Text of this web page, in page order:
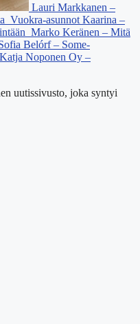
Lauri Markkanen –
Vuokra-asunnot Kaarina –
Marko Keränen – Mitä
Belórf – Some-
Katja Noponen Oy –
uutissivusto, joka syntyi